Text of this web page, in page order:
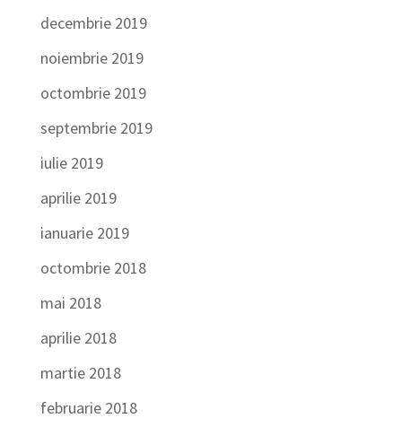
decembrie 2019
noiembrie 2019
octombrie 2019
septembrie 2019
iulie 2019
aprilie 2019
ianuarie 2019
octombrie 2018
mai 2018
aprilie 2018
martie 2018
februarie 2018